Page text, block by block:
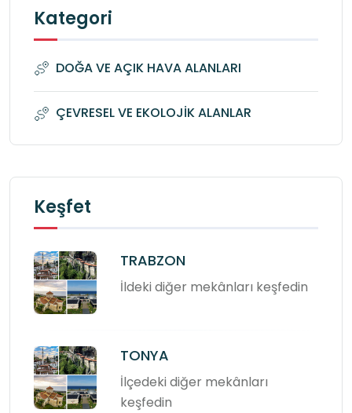
Kategori
DOĞA VE AÇIK HAVA ALANLARI
ÇEVRESEL VE EKOLOJİK ALANLAR
Keşfet
TRABZON
İldeki diğer mekânları keşfedin
TONYA
İlçedeki diğer mekânları
keşfedin